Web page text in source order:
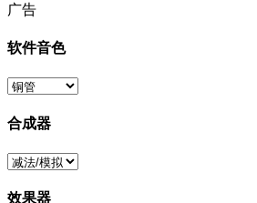
广告
软件音色
合成器
效果器